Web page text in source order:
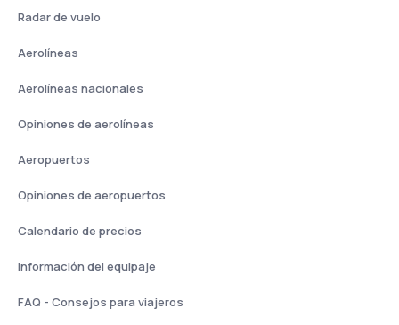
Radar de vuelo
Aerolíneas
Aerolíneas nacionales
Opiniones de aerolíneas
Aeropuertos
Opiniones de aeropuertos
Calendario de precios
Información del equipaje
FAQ - Consejos para viajeros